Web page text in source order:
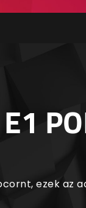
ezek az